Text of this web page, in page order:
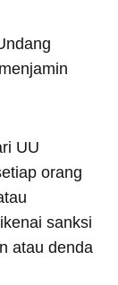
UU
orang
sanksi
atau denda